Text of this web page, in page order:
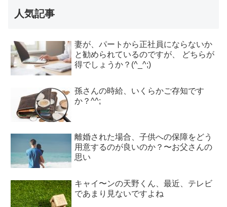
人気記事
妻が、パートから正社員にならないか
と勧められているのですが、 どちらが
得でしょうか？(^_^;)
孫さんの時給、いくらかご存知です
か？^^;
離婚された場合、子供への保障をどう
用意するのが良いのか？〜お父さんの
思い
キャイ〜ンの天野くん、最近、テレビ
であまり見ないですよね